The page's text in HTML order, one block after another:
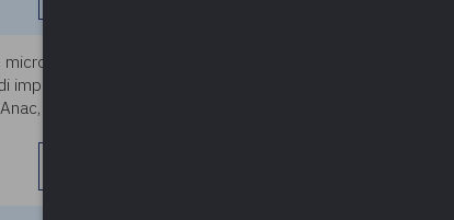
piccole e medie
Aspetti
per pregresse